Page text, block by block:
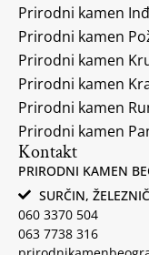
Prirodni kamen
Prirodni kamen
Prirodni kamen
Prirodni kamen
Prirodni kamen
Prirodni kamen
Kontakt
PRIRODNI KAMEN
SURČIN,
060 3370 504
063 7738 316